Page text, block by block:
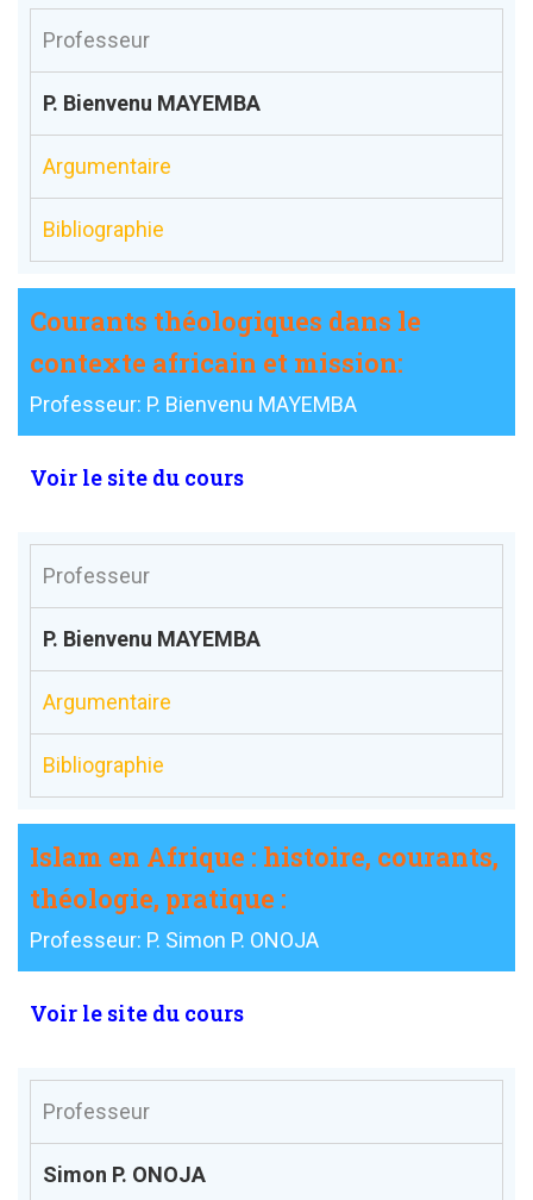
Professeur
P. Bienvenu MAYEMBA
Argumentaire
Bibliographie
Courants théologiques dans le
contexte africain et mission:
Professeur: P. Bienvenu MAYEMBA
Voir le site du cours
Professeur
P. Bienvenu MAYEMBA
Argumentaire
Bibliographie
Islam en Afrique : histoire, courants,
théologie, pratique :
Professeur: P. Simon P. ONOJA
Voir le site du cours
Professeur
Simon P. ONOJA